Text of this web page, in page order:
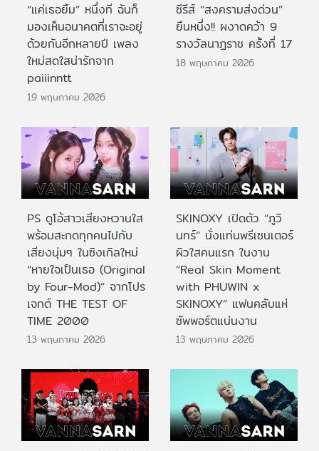
“แค่เธอยิ้ม” หนึ่งที ฉันก็
มองเห็นอนาคตที่เราจะอยู่
ด้วยกันอีกหลายปี เพลง
ใหม่สดใสน่ารักจาก
paiiinntt
19 พฤษภาคม 2026
ซีรีส์ “สงครามส่งด่วน”
ยืนหนึ่ง!! ผงาดคว้า 9
รางวัลนาฏราช ครั้งที่ 17
18 พฤษภาคม 2026
PS ดูโอ้สาวเสียงหวานใส
พร้อมสะกดทุกคนไปกับ
เสียงนุ่มๆ ในซิงเกิลใหม่
“หายใจเป็นเธอ (Original
by Four-Mod)” จากโปร
เจกต์ THE TEST OF
TIME 2000
13 พฤษภาคม 2026
SKINOXY เปิดตัว “ภูวิ
นทร์” นั่งแท่นพรีเซนเตอร์
ผิวใสคนแรก ในงาน
“Real Skin Moment
with PHUWIN x
SKINOXY” แฟนคลับแห่
ซัพพอร์ตแน่นงาน
13 พฤษภาคม 2026